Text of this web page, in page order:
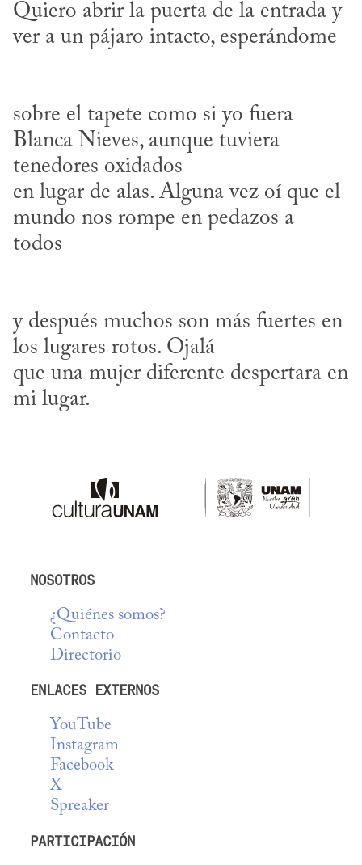
Quiero abrir la puerta de la entrada y
sobre el tapete como si yo fuera
Blanca Nieves, aunque tuviera
tenedores oxidados
en lugar de alas. Alguna vez oí que el
mundo nos rompe en pedazos a
y después muchos son más fuertes en
los lugares rotos. Ojalá
que una mujer diferente despertara en
mi lugar.
NOSOTROS
¿Quiénes somos?
Contacto
Directorio
ENLACES EXTERNOS
YouTube
Instagram
Facebook
X
Spreaker
PARTICIPACIÓN